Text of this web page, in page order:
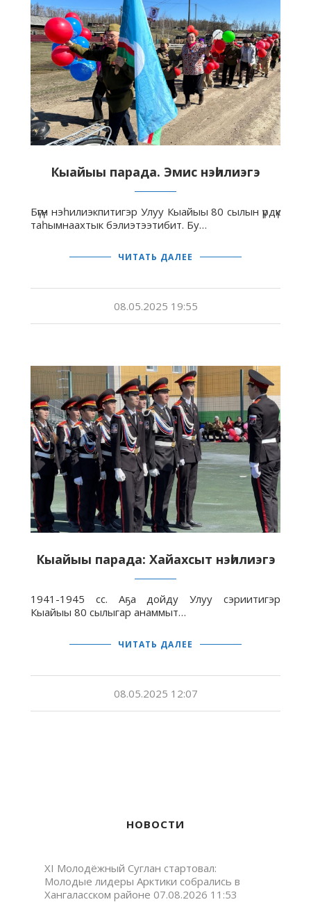
Кыайыы парада. Эмис нэһилиэгэ
Бүгүн нэһилиэкпитигэр Улуу Кыайыы 80 сылын үрдүк
таһымнаахтык бэлиэтээтибит. Бу…
ЧИТАТЬ ДАЛЕЕ
08.05.2025 19:55
Кыайыы парада: Хайахсыт нэһилиэгэ
1941-1945 сс. Аҕа дойду Улуу сэриитигэр
Кыайыы 80 сылыгар анаммыт…
ЧИТАТЬ ДАЛЕЕ
08.05.2025 12:07
НОВОСТИ
XI Молодёжный Суглан стартовал:
Молодые лидеры Арктики собрались в
Хангаласском районе 07.08.2026 11:53